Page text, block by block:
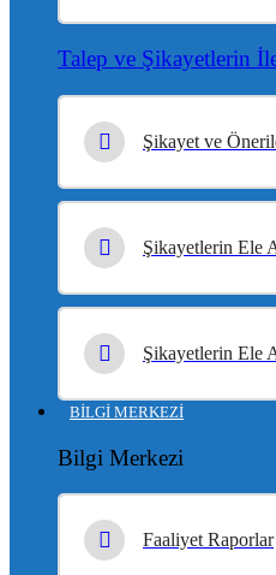
Talep ve Şikayetlerin
Şikayet ve
Şikayetlerin Ele
Şikayetlerin Ele
BİLGİ MERKEZİ
Bilgi Merkezi
Faaliyet Raporlar